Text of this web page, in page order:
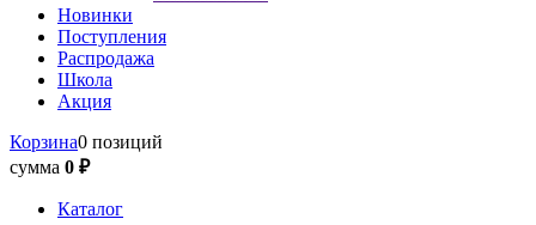
Новинки
Поступления
Распродажа
Школа
Акция
Корзина0 позиций
сумма 0 ₽
Каталог